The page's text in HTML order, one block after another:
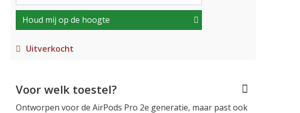
Houd mij op de hoogte
Uitverkocht
Voor welk toestel?
Ontworpen voor de AirPods Pro 2e generatie, maar past ook